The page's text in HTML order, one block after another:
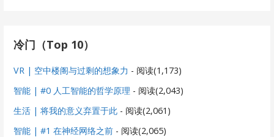
冷门（Top 10）
VR | 空中楼阁与过剩的想象力 - 阅读(1,173)
智能 | #0 人工智能的哲学原理 - 阅读(2,043)
生活 | 将我的意义弃置于此 - 阅读(2,061)
智能 | #1 在神经网络之前 - 阅读(2,065)